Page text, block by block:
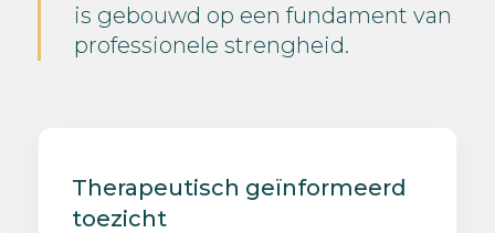
is gebouwd op een fundament van
professionele strengheid.
Therapeutisch geïnformeerd
toezicht